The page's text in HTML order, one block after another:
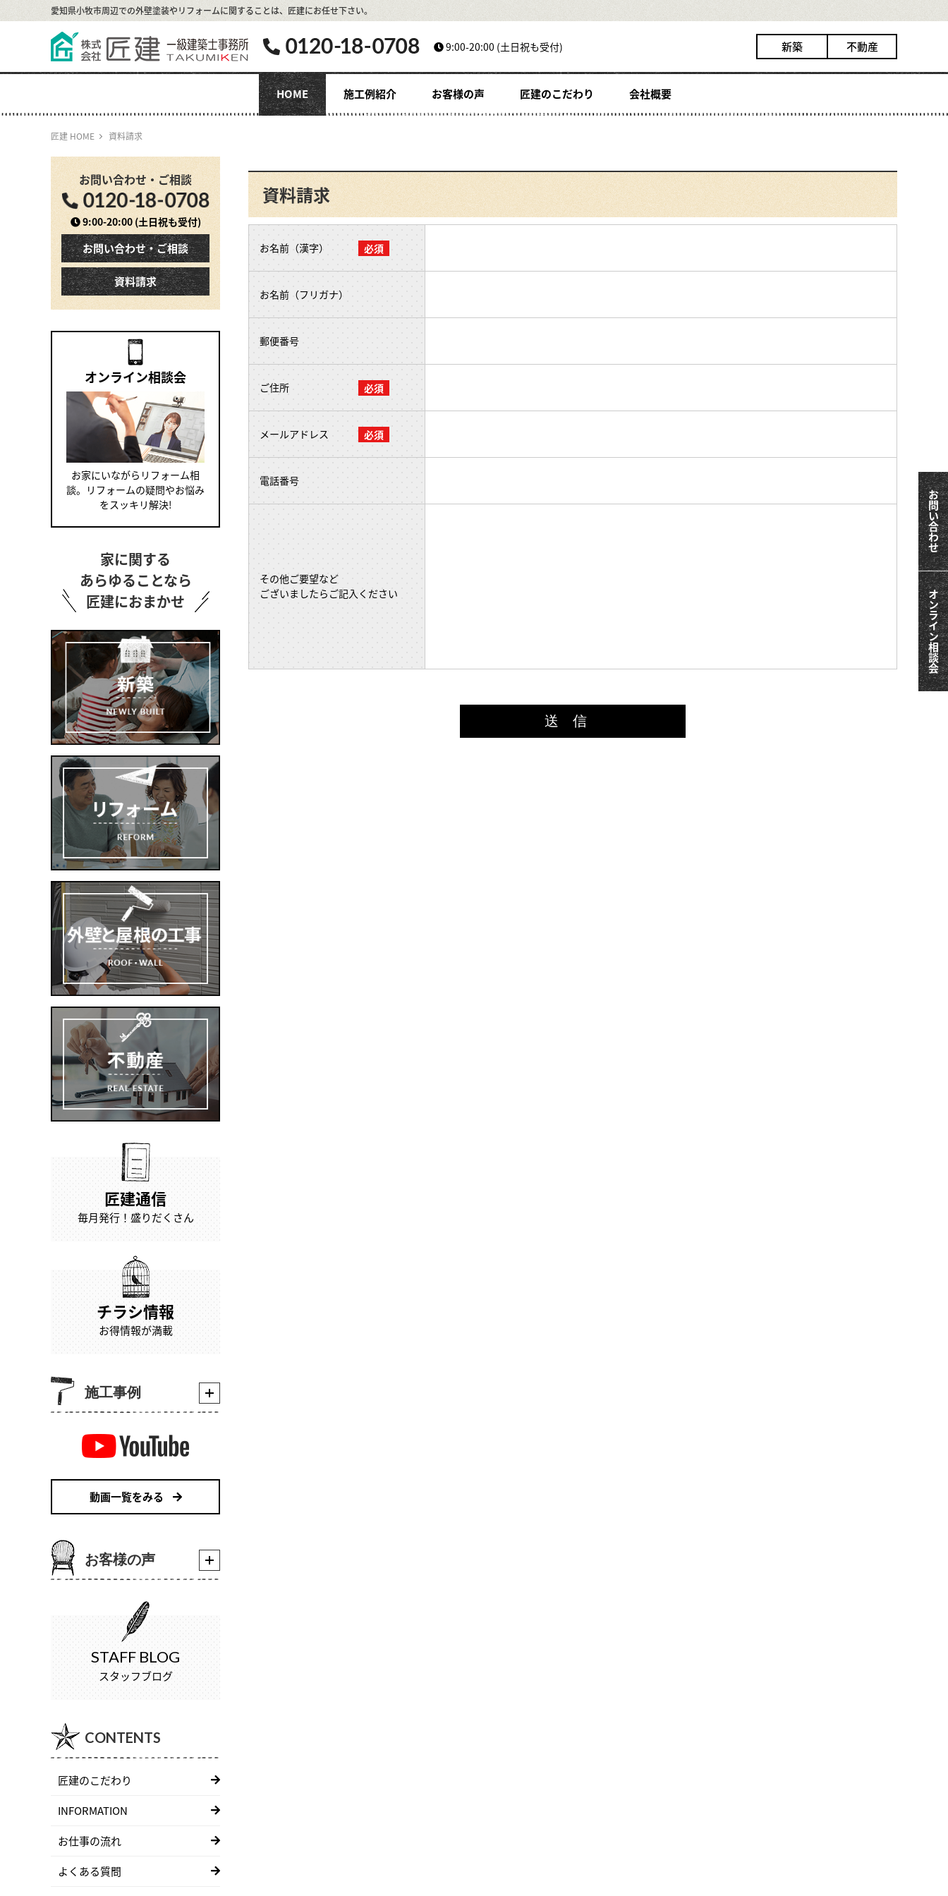
愛知県小牧市周辺での外壁塗装やリフォームに関することは、 匠建にお任せ下さい。
9:00-20:00 (土日祝も受付) 新築 不動産
HOME 施工例紹介 お客様の声 匠建のこだわり 会社概要
匠建 HOME 資料請求
お問い合わせ・ご相談
9:00-20:00(土日祝も受付)
お問い合わせ・ご相談
資料請求
オンライン相談会
お家にいながらリフォーム相
談。リフォームの疑問やお悩み
をスッキリ解決!
家に関する
あらゆることなら
匠建におまかせ
匠建通信
毎月発行！盛りだくさん
チラシ情報
お得情報が満載
施工事例
動画一覧をみる
お客様の声
STAFF BLOG
スタッフブログ
CONTENTS
匠建のこだわり
INFORMATION
お仕事の流れ
よくある質問
資料請求
お名前（漢字）
お名前（フリガナ）
郵便番号
ご住所
メールアドレス
電話番号
その他ご要望など
ございましたらご記入ください
お問い合わせ
オンライン相談会